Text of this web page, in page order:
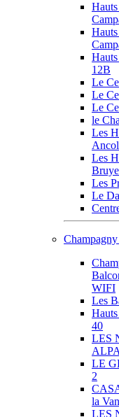
12B
Le
Le
Le
le
Les
Les
Les
Le
WIFI
Les
40
LES
LE
2
la
LES